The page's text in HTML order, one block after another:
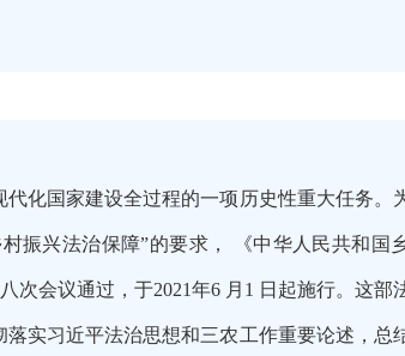
化国家建设全过程的一项历史性重大任务。
振兴法治保障”的要求， 《中华人民共和国
次会议通过，于2021年6 月1 日起施行。这部
实习近平法治思想和三农工作重要论述，总